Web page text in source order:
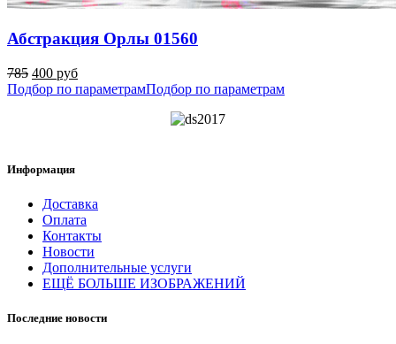
Абстракция Орлы 01560
785 400 руб
Подбор по параметрамПодбор по параметрам
Информация
Доставка
Оплата
Контакты
Новости
Дополнительные услуги
ЕЩЁ БОЛЬШЕ ИЗОБРАЖЕНИЙ
Последние новости